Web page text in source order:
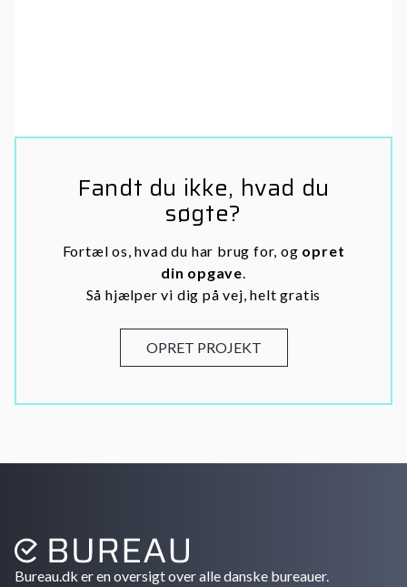
Fandt du ikke, hvad du
søgte?
Fortæl os, hvad du har brug for, og opret
din opgave.
Så hjælper vi dig på vej, helt gratis
OPRET PROJEKT
Bureau.dk er en oversigt over alle danske bureauer.